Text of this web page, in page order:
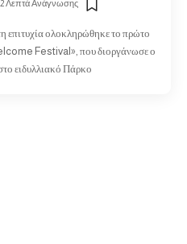
2 Λεπτά Ανάγνωσης
επιτυχία ολοκληρώθηκε το πρώτο
Festival», που διοργάνωσε ο
ειδυλλιακό Πάρκο